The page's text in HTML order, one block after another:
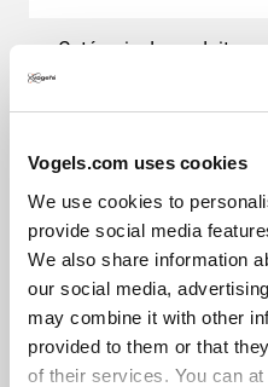
Vogels.com uses cookies
We use cookies to
provide social media
We also share information
our social media,
may combine it with other
provided to them or that
of their services. You can
Catégorie de produit
Product Line
Garantie
Charge max. (kg)
Dimensions max. écran (pouce)
Schéma de trous (VESA)